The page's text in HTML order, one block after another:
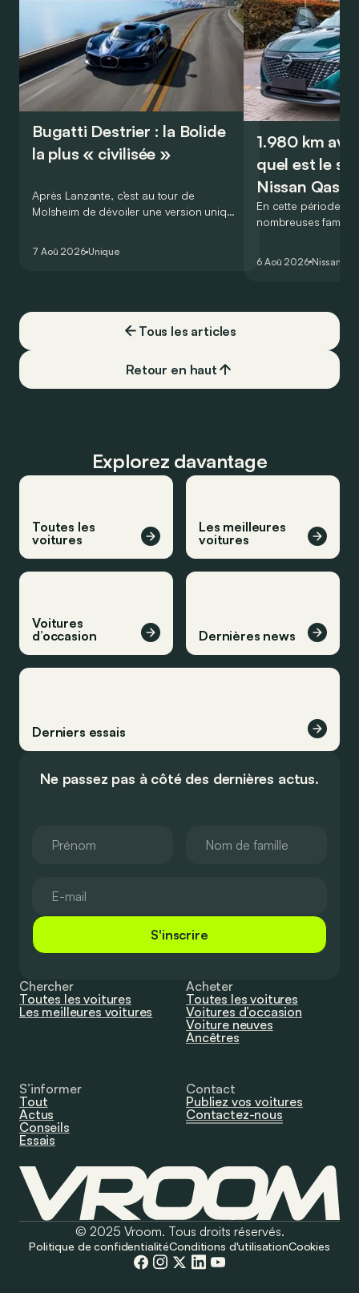
Bugatti Destrier : la Bolide
la plus « civilisée »
Après Lanzante, c’est au tour de
Molsheim de dévoiler une version unique
7 Aoû 2026 Unique
1.980 km
quel est le
Nissan
En cette période
nombreuses
Qashqai e-Power,
carburant, ni
6 Aoû 2026 Nissan
Tous les articles
Retour en haut
Explorez davantage
Toutes les
voitures
Les meilleures
voitures
Voitures
d’occasion
Dernières news
Derniers essais
Ne passez pas à côté des dernières actus.
S'inscrire
Chercher
Toutes les voitures
Les meilleures voitures
Acheter
Toutes les voitures
Voitures d’occasion
Voiture neuves
Ancêtres
S’informer
Tout
Actus
Conseils
Essais
Contact
Publiez vos voitures
Contactez-nous
© 2025 Vroom. Tous droits réservés.
Politique de confidentialitéConditions d'utilisationCookies